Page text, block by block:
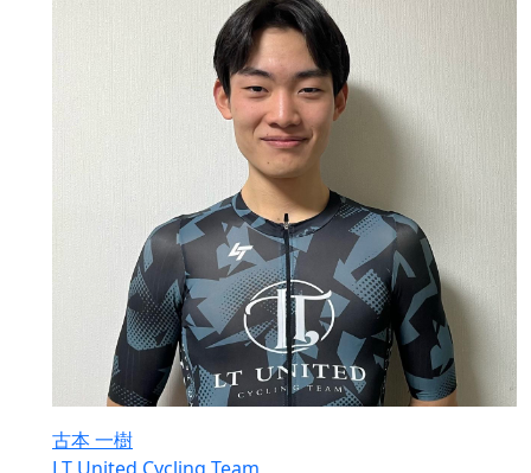
古本 一樹